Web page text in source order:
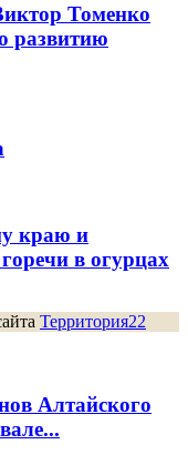
Томенко
развитию
краю и
в огурцах
Территория22
Алтайского